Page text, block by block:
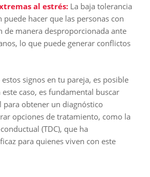
al estrés: La baja tolerancia
puede hacer que las personas con
de manera desproporcionada ante
lo que puede generar conflictos
signos en tu pareja, es posible
este caso, es fundamental buscar
para obtener un diagnóstico
opciones de tratamiento, como la
(TDC), que ha
para quienes viven con este